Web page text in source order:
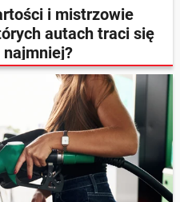
i mistrzowie
autach traci się